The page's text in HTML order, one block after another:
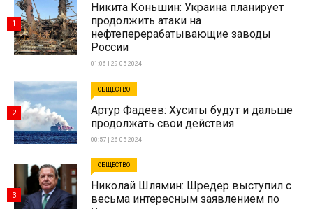
Никита Коньшин: Украина планирует
продолжить атаки на
нефтеперерабатывающие заводы
России
01:06 | 29-05-2024
1
ОБЩЕСТВО
Артур Фадеев: Хуситы будут и дальше
продолжать свои действия
00:57 | 26-05-2024
2
ОБЩЕСТВО
Николай Шлямин: Шредер выступил с
весьма интересным заявлением по
3